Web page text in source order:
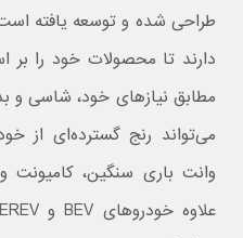
طراحی شده و توسعه یافته
دارند تا محصولات خود را بر
مطابق نیازهای خود، شاسی و
می‌تواند رنج گسترده‌ای از
وانت باری سنگین، کامیونت